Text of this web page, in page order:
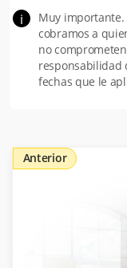
i
Muy importante.
cobramos a
no
responsabilidad
fechas que le
Anterior